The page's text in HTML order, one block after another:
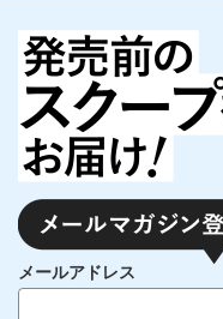
メールアドレス